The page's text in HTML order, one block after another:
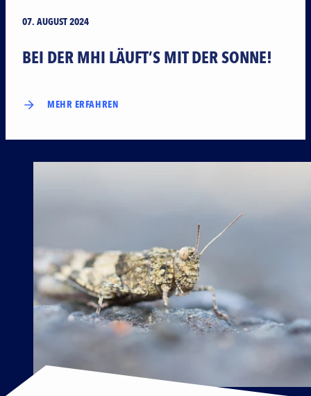
07. AUGUST 2024
BEI DER MHI LÄUFT’S MIT DER SONNE!
MEHR ERFAHREN